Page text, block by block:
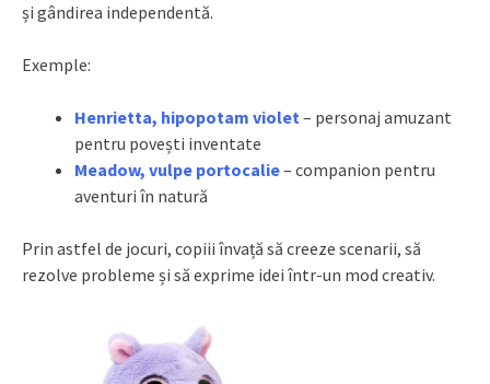
și gândirea independentă.
Exemple:
Henrietta, hipopotam violet– personaj amuzant
pentru povești inventate
Meadow, vulpe portocalie– companion pentru
aventuri în natură
Prin astfel de jocuri, copiii învață să creeze scenarii, să
rezolve probleme și să exprime idei într-un mod creativ.